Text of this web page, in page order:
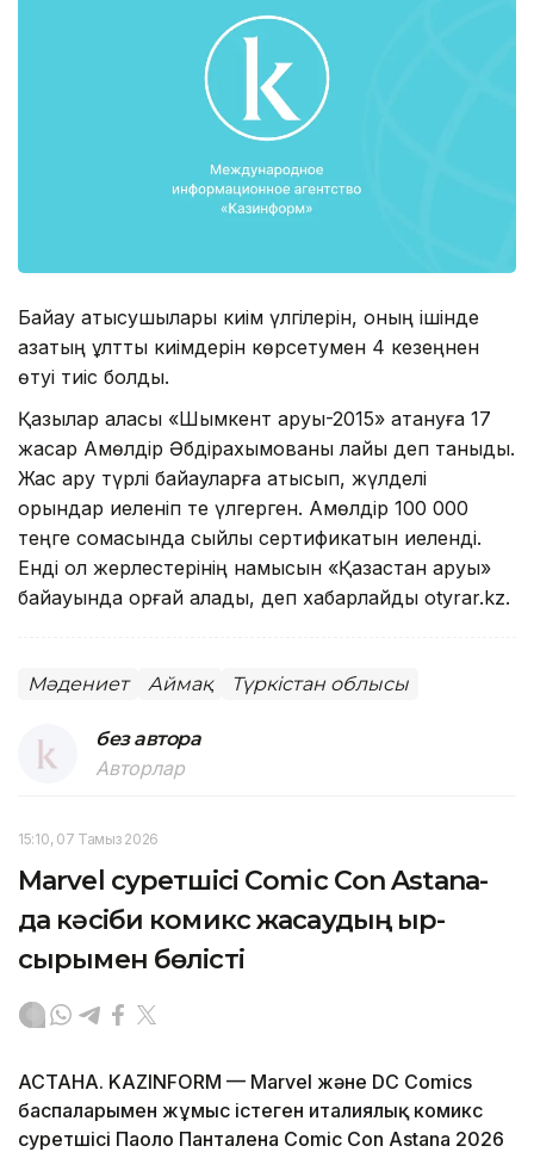
Байқау қатысушылары киім үлгілерін, оның ішінде
қазақтың ұлттық киімдерін көрсетумен 4 кезеңнен
өтуі тиіс болды.
Қазылар алқасы «Шымкент аруы-2015» атануға 17
жасар Ақмөлдір Әбдірахымованы лайық деп таныды.
Жас ару түрлі байқауларға қатысып, жүлделі
орындар иеленіп те үлгерген. Ақмөлдір 100 000
теңге сомасында сыйлық сертификатын иеленді.
Енді ол жерлестерінің намысын «Қазақстан аруы»
байқауында қорғай алады, деп хабарлайды otyrar.kz.
Мәдениет Аймақ Түркістан облысы
без автора
Авторлар
15:10, 07 Тамыз 2026
Marvel суретшісі Comic Con Astana-
да кәсіби комикс жасаудың қыр-
сырымен бөлісті
АСТАНА. KAZINFORM — Marvel және DC Comics
баспаларымен жұмыс істеген италиялық комикс
суретшісі Паоло Панталена Comic Con Astana 2026